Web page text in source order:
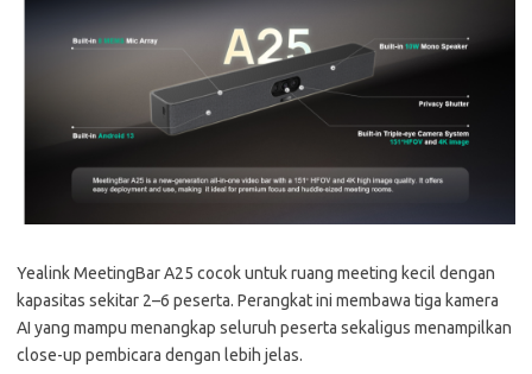
Yealink MeetingBar A25 cocok untuk ruang meeting kecil dengan
kapasitas sekitar 2–6 peserta. Perangkat ini membawa tiga kamera
AI yang mampu menangkap seluruh peserta sekaligus menampilkan
close-up pembicara dengan lebih jelas.